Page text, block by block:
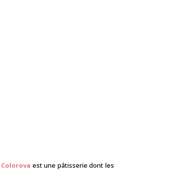
Colorova est une pâtisserie dont les